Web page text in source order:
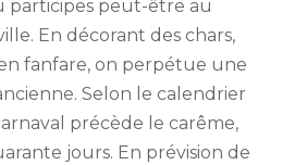
participes peut-être au
En décorant des chars,
fanfare, on perpétue une
Selon le calendrier
précède le carême,
jours. En prévision de